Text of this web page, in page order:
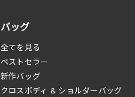
バッグ
全てを見る
ベストセラー
新作バッグ
クロスボディ & ショルダーバッグ